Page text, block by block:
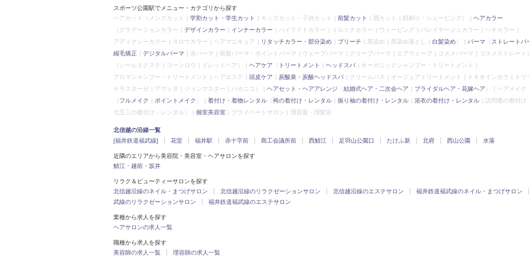
スポーツ公園駅でメニュー・カテゴリから探す
ヘアカット
（メンズカット 学割カット・学生カット キッズカット・子供カット 前髪カット 眉カット 顔剃り・シェービング）
ヘアカラー
（グラデーションカラー
デザインカラー インナーカラー ハイライトカラー イルミナカラー ウィービング バレイヤージュカラー
ヘナカラー
アディクシーカラー
スロウカラー ヘアマニキュア リタッチカラー・部分染め ブリーチ 黒染め 黒染め落とし 白髪染め） パーマ （ ストレートパ
縮毛矯正
デジタルパーマ 水パーマ 前髪パーマ・ポイントパーマ ウェーブパーマ クリープパーマ エアウェーブ コスメパーマ コスメストレート）
（シールエクステ
コーンロウ ドレッドヘア） ヘアケア （ トリートメント ヘッドスパ
オーガニックシャンプー・トリートメント
アロマシャンプー・トリートメント
ヘアエステ 頭皮ケア 炭酸泉・炭酸ヘッドスパ クリームバス オージュアトリートメント
トキオインカラミトリ
ケラスターゼ
アヴェダ ジョンマスター ハホニコ） ヘアセット・ヘアアレンジ （結婚式ヘア・二次会ヘア ブライダルヘア・花嫁ヘア ）
ヘアメイク
（ フルメイク ポイントメイク ） 着付け・着物レンタル （袴の着付け・レンタル 振り袖の着付け・レンタル 浴衣の着付け・レンタル
訪問着の着付け
七五三の着付け・レンタル）
個室美容室 プライベートサロン 理容室・理髪店
北信越の沿線一覧
[福井鉄道福武線]
花堂 福井駅 赤十字前 商工会議所前 西鯖江 足羽山公園口 たけふ新 北府 西山公園 水落
近隣のエリアから美容院・美容室・ヘアサロンを探す
鯖江・越前・坂井
リラク＆ビューティーサロンを探す
北信越沿線のネイル・まつげサロン
北信越沿線のリラクゼーションサロン 北信越沿線のエステサロン 福井鉄道福武線のネイル・まつげサロン
武線のリラクゼーションサロン
福井鉄道福武線のエステサロン
業種から求人を探す
ヘアサロンの求人一覧
職種から求人を探す
美容師の求人一覧
理容師の求人一覧